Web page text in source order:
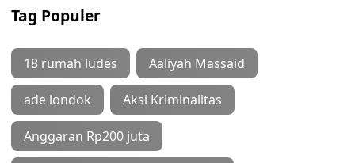
Tag Populer
18 rumah ludes Aaliyah Massaid
ade londok Aksi Kriminalitas
Anggaran Rp200 juta